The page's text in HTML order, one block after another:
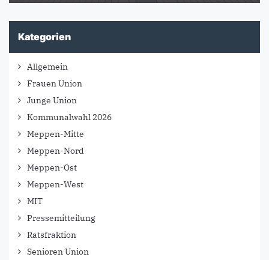
Kategorien
Allgemein
Frauen Union
Junge Union
Kommunalwahl 2026
Meppen-Mitte
Meppen-Nord
Meppen-Ost
Meppen-West
MIT
Pressemitteilung
Ratsfraktion
Senioren Union